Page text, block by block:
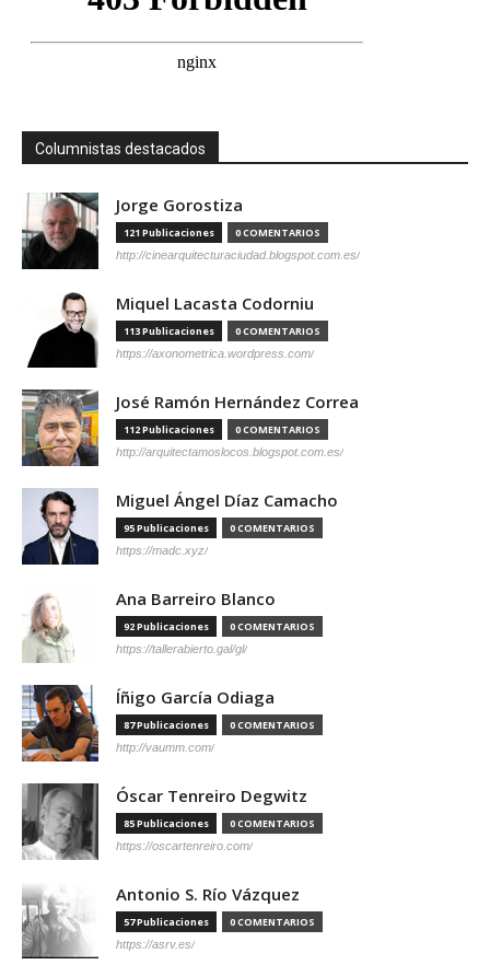
Columnistas destacados
Jorge Gorostiza
121 Publicaciones 0 COMENTARIOS
http://cinearquitecturaciudad.blogspot.com.es/
Miquel Lacasta Codorniu
113 Publicaciones 0 COMENTARIOS
https://axonometrica.wordpress.com/
José Ramón Hernández Correa
112 Publicaciones 0 COMENTARIOS
http://arquitectamoslocos.blogspot.com.es/
Miguel Ángel Díaz Camacho
95 Publicaciones 0 COMENTARIOS
https://madc.xyz/
Ana Barreiro Blanco
92 Publicaciones 0 COMENTARIOS
https://tallerabierto.gal/gl/
Íñigo García Odiaga
87 Publicaciones 0 COMENTARIOS
http://vaumm.com/
Óscar Tenreiro Degwitz
85 Publicaciones 0 COMENTARIOS
https://oscartenreiro.com/
Antonio S. Río Vázquez
57 Publicaciones 0 COMENTARIOS
https://asrv.es/